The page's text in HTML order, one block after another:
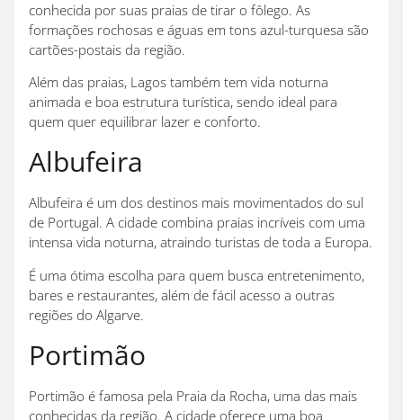
conhecida por suas praias de tirar o fôlego. As
formações rochosas e águas em tons azul-turquesa são
cartões-postais da região.
Além das praias, Lagos também tem vida noturna
animada e boa estrutura turística, sendo ideal para
quem quer equilibrar lazer e conforto.
Albufeira
Albufeira é um dos destinos mais movimentados do sul
de Portugal. A cidade combina praias incríveis com uma
intensa vida noturna, atraindo turistas de toda a Europa.
É uma ótima escolha para quem busca entretenimento,
bares e restaurantes, além de fácil acesso a outras
regiões do Algarve.
Portimão
Portimão é famosa pela Praia da Rocha, uma das mais
conhecidas da região. A cidade oferece uma boa